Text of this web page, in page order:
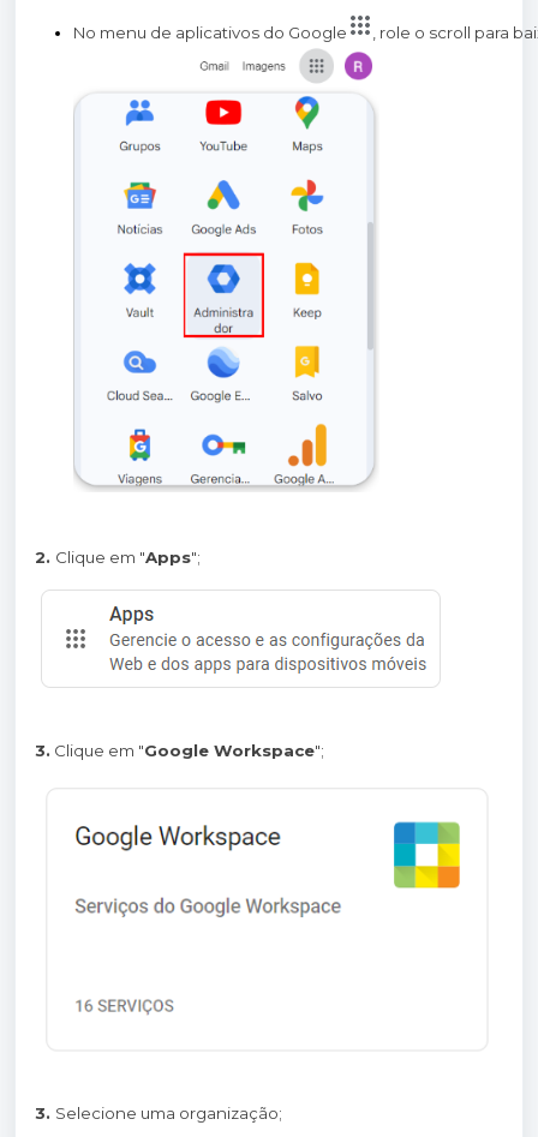
No menu de aplicativos do Google , role o scroll para
2. Clique em "Apps";
3. Clique em "Google Workspace";
3. Selecione uma organização;